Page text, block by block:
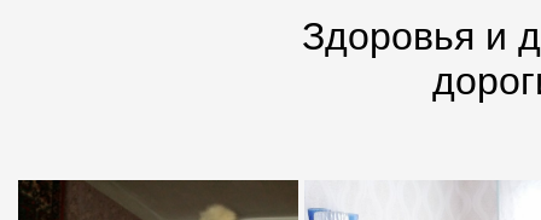
Здоровья и